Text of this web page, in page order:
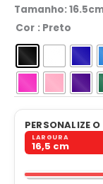
Tamanho:
Cor : Preto
PERSONALIZE
LARGURA
16,5 cm